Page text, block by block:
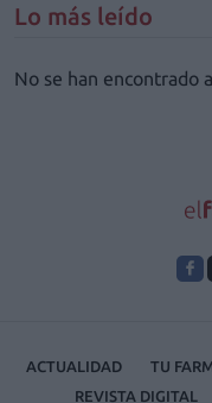
Lo más leído
No se han encontrado
ACTUALIDAD TU
REVISTA DIGITAL